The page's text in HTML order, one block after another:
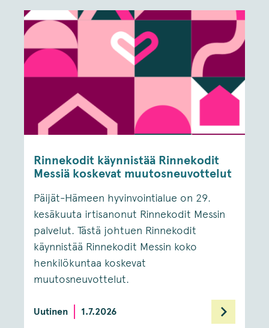
Rinnekodit käynnistää Rinnekodit
Messiä koskevat muutosneuvottelut
Päijät-Hämeen hyvinvointialue on 29.
kesäkuuta irtisanonut Rinnekodit Messin
palvelut. Tästä johtuen Rinnekodit
käynnistää Rinnekodit Messin koko
henkilökuntaa koskevat
muutosneuvottelut.
Uutinen 1.7.2026